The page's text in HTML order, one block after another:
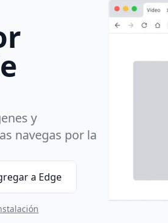
y
navegas por la
a Edge